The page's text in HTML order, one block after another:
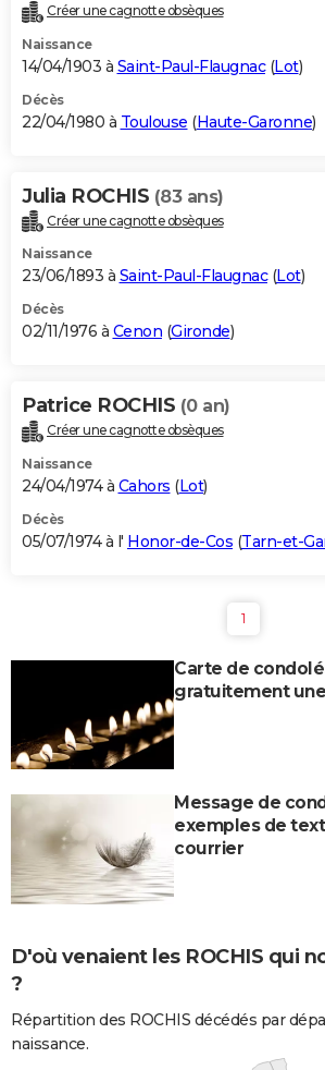
Créer une cagnotte obsèques
Naissance
14/04/1903 à Saint-Paul-Flaugnac(Lot)
Décès
22/04/1980 à Toulouse (Haute-Garonne)
Julia ROCHIS (83 ans)
Créer une cagnotte obsèques
Naissance
23/06/1893 à Saint-Paul-Flaugnac(Lot)
Décès
02/11/1976 à Cenon (Gironde)
Patrice ROCHIS (0 an)
Créer une cagnotte obsèques
Naissance
24/04/1974 à Cahors (Lot)
Décès
05/07/1974 à l' Honor-de-Cos (Tarn-et-
1
Carte de
gratuitement
Message de
exemples de
courrier
D'où venaient les ROCHIS qui
?
Répartition des ROCHIS décédés par
naissance.